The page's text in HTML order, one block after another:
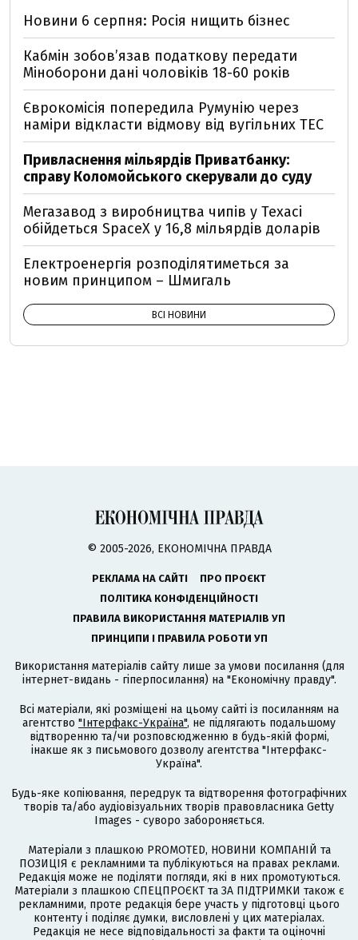
Новини 6 серпня: Росія нищить бізнес
Кабмін зобовʼязав податкову передати
Міноборони дані чоловіків 18-60 років
Єврокомісія попередила Румунію через
наміри відкласти відмову від вугільних ТЕС
Привласнення мільярдів Приватбанку:
справу Коломойського скерували до суду
Мегазавод з виробництва чипів у Техасі
обійдеться SpaceX у 16,8 мільярдів доларів
Електроенергія розподілятиметься за
новим принципом – Шмигаль
ВСІ НОВИНИ
© 2005-2026, ЕКОНОМІЧНА ПРАВДА
РЕКЛАМА НА САЙТІ
ПРО ПРОЄКТ
ПОЛІТИКА КОНФІДЕНЦІЙНОСТІ
ПРАВИЛА ВИКОРИСТАННЯ МАТЕРІАЛІВ УП
ПРИНЦИПИ І ПРАВИЛА РОБОТИ УП
Використання матеріалів сайту лише за умови посилання (для
інтернет-видань - гіперпосилання) на "Економічну правду".
Всі матеріали, які розміщені на цьому сайті із посиланням на
агентство "Інтерфакс-Україна", не підлягають подальшому
відтворенню та/чи розповсюдженню в будь-якій формі,
інакше як з письмового дозволу агентства "Інтерфакс-
Україна".
Будь-яке копіювання, передрук та відтворення фотографічних
творів та/або аудіовізуальних творів правовласника Getty
Images - суворо забороняється.
Матеріали з плашкою PROMOTED, НОВИНИ КОМПАНІЙ та
ПОЗИЦІЯ є рекламними та публікуються на правах реклами.
Редакція може не поділяти погляди, які в них промотуються.
Матеріали з плашкою СПЕЦПРОЄКТ та ЗА ПІДТРИМКИ також є
рекламними, проте редакція бере участь у підготовці цього
контенту і поділяє думки, висловлені у цих матеріалах.
Редакція не несе відповідальності за факти та оціночні